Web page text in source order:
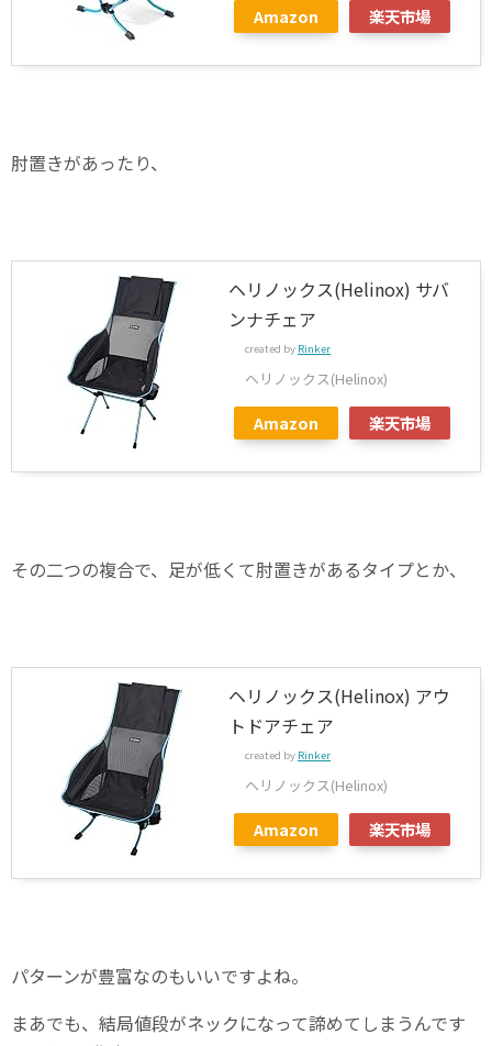
Amazon 楽天市場
肘置きがあったり、
ヘリノックス(Helinox) サバ
ンナチェア
created by Rinker
ヘリノックス(Helinox)
Amazon 楽天市場
その二つの複合で、足が低くて肘置きがあるタイプとか、
ヘリノックス(Helinox) アウ
トドアチェア
created by Rinker
ヘリノックス(Helinox)
Amazon 楽天市場
パターンが豊富なのもいいですよね。
まあでも、結局値段がネックになって諦めてしまうんです